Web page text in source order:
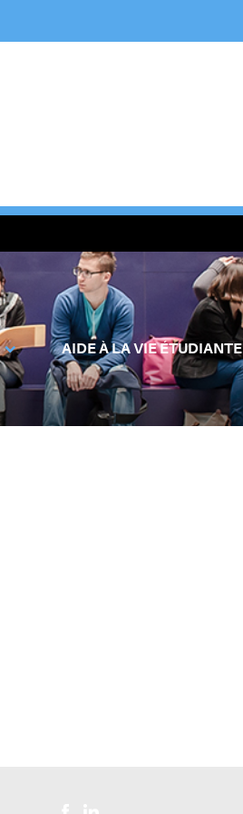
AIDE À LA VIE ÉTUDIANTE